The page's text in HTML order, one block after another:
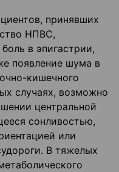
принявших
НПВС,
в эпигастрии,
появление шума в
кишечного
случаях, возможно
центральной
сонливостью,
или
В тяжелых